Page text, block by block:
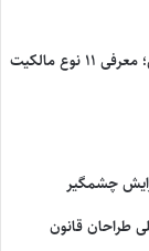
انواع مالکیت املاک در حقوق ثبتی؛ معرفی ۱۱ نوع مالکیت
چشمگیر
طراحان قانون